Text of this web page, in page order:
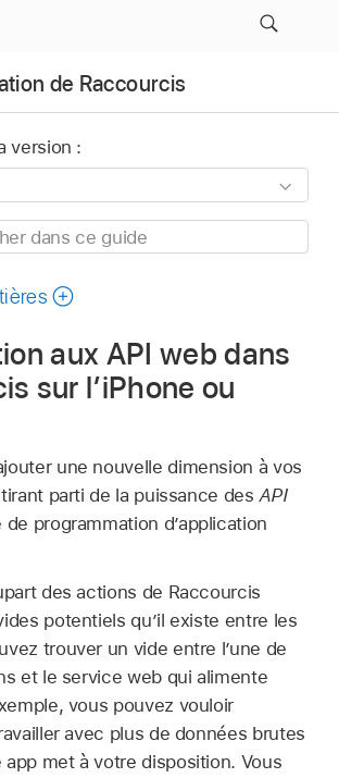
de Raccourcis
version :
aux API web dans
sur l’iPhone ou
une nouvelle dimension à vos
parti de la puissance des API
programmation d’application
des actions de Raccourcis
potentiels qu’il existe entre les
trouver un vide entre l’une de
et le service web qui alimente
vous pouvez vouloir
avec plus de données brutes
app met à votre disposition. Vous